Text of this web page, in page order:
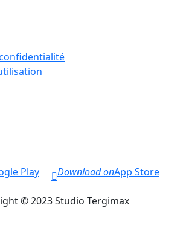
Play Download onApp Store
© 2023 Studio Tergimax